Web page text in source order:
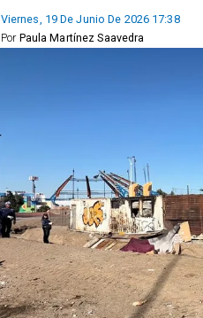
Viernes, 19 De Junio De 2026 17:38
Paula Martínez Saavedra
Por